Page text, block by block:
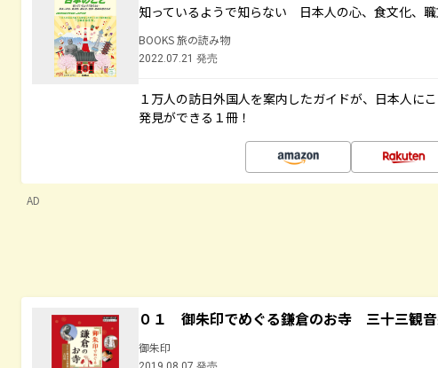
知っているようで知らない 日本人の心、食文化、
BOOKS 旅の読み物
2022.07.21 発売
１万人の訪日外国人を案内したガイドが、日本人に
発見ができる１冊！
AD
０１ 御朱印でめぐる鎌倉のお寺 三十三観
御朱印